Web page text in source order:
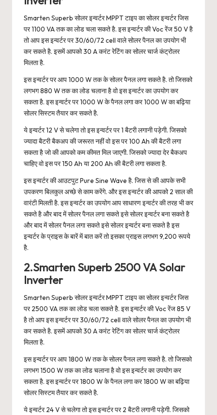
Smarten Superb सोलर इन्वर्टर MPPT टाइप का सोलर इन्वर्टर जिस
पर 1100 VA तक का लोड चला सकते है. इस इन्वर्टर की Voc रेंज 50 V है
तो आप इस इन्वर्टर पर 30/60/72 cell वाले सोलर पैनल का उपयोग भी
कर सकते है. इसमें आपको 30 A करंट रेटिंग का सोलर चार्ज कंट्रोलर
मिलता है.
इस इन्वर्टर पर आप 1000 W तक के सोलर पैनल लगा सकते है. तो जिसको
लगभग 880 W तक का लोड चलाना है वो इस इन्वर्टर का उपयोग कर
सकता है. इस इन्वर्टर पर 1000 W के पैनल लगा कर 1000 W का बढ़िया
सोलर सिस्टम तैयार कर सकते है.
ये इन्वर्टर 12 V से चलेगा तो इस इन्वर्टर पर 1 बैटरी लगानी पड़ेगी. जिसको
ज्यादा बैटरी बैकअप की जरूरत नहीं वो इस पर 100 Ah की बैटरी लगा
सकता है जो की आपको कम कीमत मिल जाएगी. जिसको ज्यादा देर बैकअप
चाहिए वो इस पर 150 Ah या 200 Ah की बैटरी लगा सकता है.
इस इन्वर्टर की आउटपुट Pure Sine Wave है. जिस से की आपके सभी
उपकरण बिलकुल अच्छे से काम करेंगे. और इस इन्वर्टर की आपको 2 साल की
वारंटी मिलती है. इस इन्वर्टर का उपयोग आप साधारण इन्वर्टर की तरह भी कर
सकते है और बाद में सोलर पैनल लगा सकते इसे सोलर इन्वर्टर बना सकते है
और बाद में सोलर पैनल लगा सकते इसे सोलर इन्वर्टर बना सकते है इस
इन्वर्टर के प्राइस के बारें में बात करें तो इसका प्राइस लगभग 9,200 रूपये
है.
2.Smarten Superb 2500 VA Solar
Inverter
Smarten Superb सोलर इन्वर्टर MPPT टाइप का सोलर इन्वर्टर जिस
पर 2500 VA तक का लोड चला सकते है. इस इन्वर्टर की Voc रेंज 85 V
है तो आप इस इन्वर्टर पर 30/60/72 cell वाले सोलर पैनल का उपयोग भी
कर सकते है. इसमें आपको 30 A करंट रेटिंग का सोलर चार्ज कंट्रोलर
मिलता है.
इस इन्वर्टर पर आप 1800 W तक के सोलर पैनल लगा सकते है. तो जिसको
लगभग 1500 W तक का लोड चलाना है वो इस इन्वर्टर का उपयोग कर
सकता है. इस इन्वर्टर पर 1800 W के पैनल लगा कर 1800 W का बढ़िया
सोलर सिस्टम तैयार कर सकते है.
ये इन्वर्टर 24 V से चलेगा तो इस इन्वर्टर पर 2 बैटरी लगानी पड़ेगी. जिसको